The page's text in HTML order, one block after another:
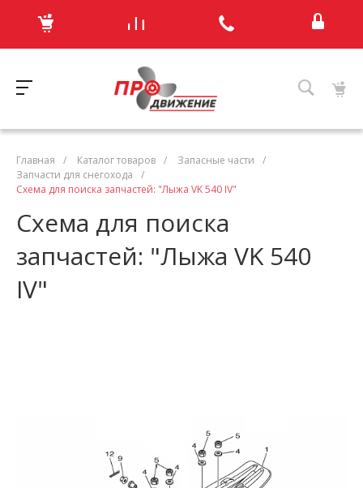
Главная / Каталог товаров / Запасные части
/
Запчасти для снегохода
/
Схема для поиска запчастей: "Лыжа VK 540 IV"
Схема для поиска
запчастей: "Лыжа VK 540
IV"